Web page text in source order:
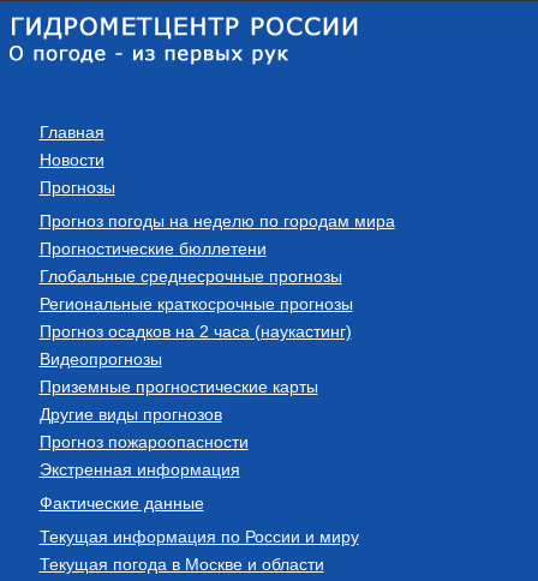
Главная
Новости
Прогнозы
Прогноз погоды на неделю по городам мира
Прогностические бюллетени
Глобальные среднесрочные прогнозы
Региональные краткосрочные прогнозы
Прогноз осадков на 2 часа (наукастинг)
Видеопрогнозы
Приземные прогностические карты
Другие виды прогнозов
Прогноз пожароопасности
Экстренная информация
Фактические данные
Текущая информация по России и миру
Текущая погода в Москве и области